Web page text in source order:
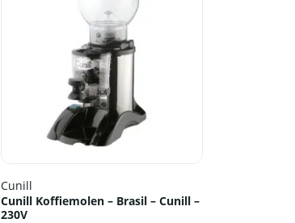
Cunill
Cunill Koffiemolen – Brasil – Cunill –
230V